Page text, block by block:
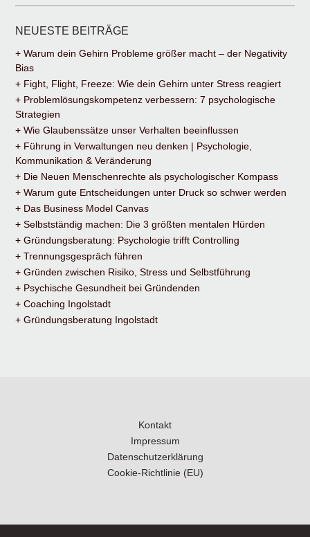
NEUESTE BEITRÄGE
+ Warum dein Gehirn Probleme größer macht – der Negativity
Bias
+ Fight, Flight, Freeze: Wie dein Gehirn unter Stress reagiert
+ Problemlösungskompetenz verbessern: 7 psychologische
Strategien
+ Wie Glaubenssätze unser Verhalten beeinflussen
+ Führung in Verwaltungen neu denken | Psychologie,
Kommunikation & Veränderung
+ Die Neuen Menschenrechte als psychologischer Kompass
+ Warum gute Entscheidungen unter Druck so schwer werden
+ Das Business Model Canvas
+ Selbstständig machen: Die 3 größten mentalen Hürden
+ Gründungsberatung: Psychologie trifft Controlling
+ Trennungsgespräch führen
+ Gründen zwischen Risiko, Stress und Selbstführung
+ Psychische Gesundheit bei Gründenden
+ Coaching Ingolstadt
+ Gründungsberatung Ingolstadt
Kontakt
Impressum
Datenschutzerklärung
Cookie-Richtlinie (EU)